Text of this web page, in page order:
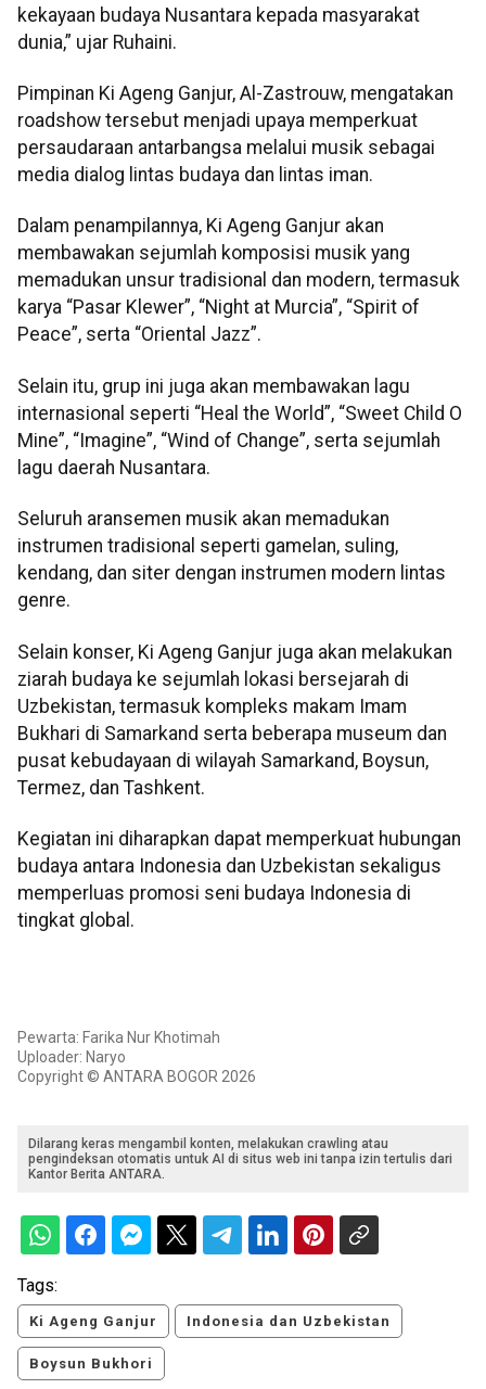
kekayaan budaya Nusantara kepada masyarakat
dunia,” ujar Ruhaini.
Pimpinan Ki Ageng Ganjur, Al-Zastrouw, mengatakan
roadshow tersebut menjadi upaya memperkuat
persaudaraan antarbangsa melalui musik sebagai
media dialog lintas budaya dan lintas iman.
Dalam penampilannya, Ki Ageng Ganjur akan
membawakan sejumlah komposisi musik yang
memadukan unsur tradisional dan modern, termasuk
karya “Pasar Klewer”, “Night at Murcia”, “Spirit of
Peace”, serta “Oriental Jazz”.
Selain itu, grup ini juga akan membawakan lagu
internasional seperti “Heal the World”, “Sweet Child O
Mine”, “Imagine”, “Wind of Change”, serta sejumlah
lagu daerah Nusantara.
Seluruh aransemen musik akan memadukan
instrumen tradisional seperti gamelan, suling,
kendang, dan siter dengan instrumen modern lintas
genre.
Selain konser, Ki Ageng Ganjur juga akan melakukan
ziarah budaya ke sejumlah lokasi bersejarah di
Uzbekistan, termasuk kompleks makam Imam
Bukhari di Samarkand serta beberapa museum dan
pusat kebudayaan di wilayah Samarkand, Boysun,
Termez, dan Tashkent.
Kegiatan ini diharapkan dapat memperkuat hubungan
budaya antara Indonesia dan Uzbekistan sekaligus
memperluas promosi seni budaya Indonesia di
tingkat global.
Pewarta: Farika Nur Khotimah
Uploader: Naryo
Copyright © ANTARA BOGOR 2026
Dilarang keras mengambil konten, melakukan crawling atau
pengindeksan otomatis untuk AI di situs web ini tanpa izin tertulis dari
Kantor Berita ANTARA.
Tags:
Ki Ageng Ganjur Indonesia dan Uzbekistan
Boysun Bukhori